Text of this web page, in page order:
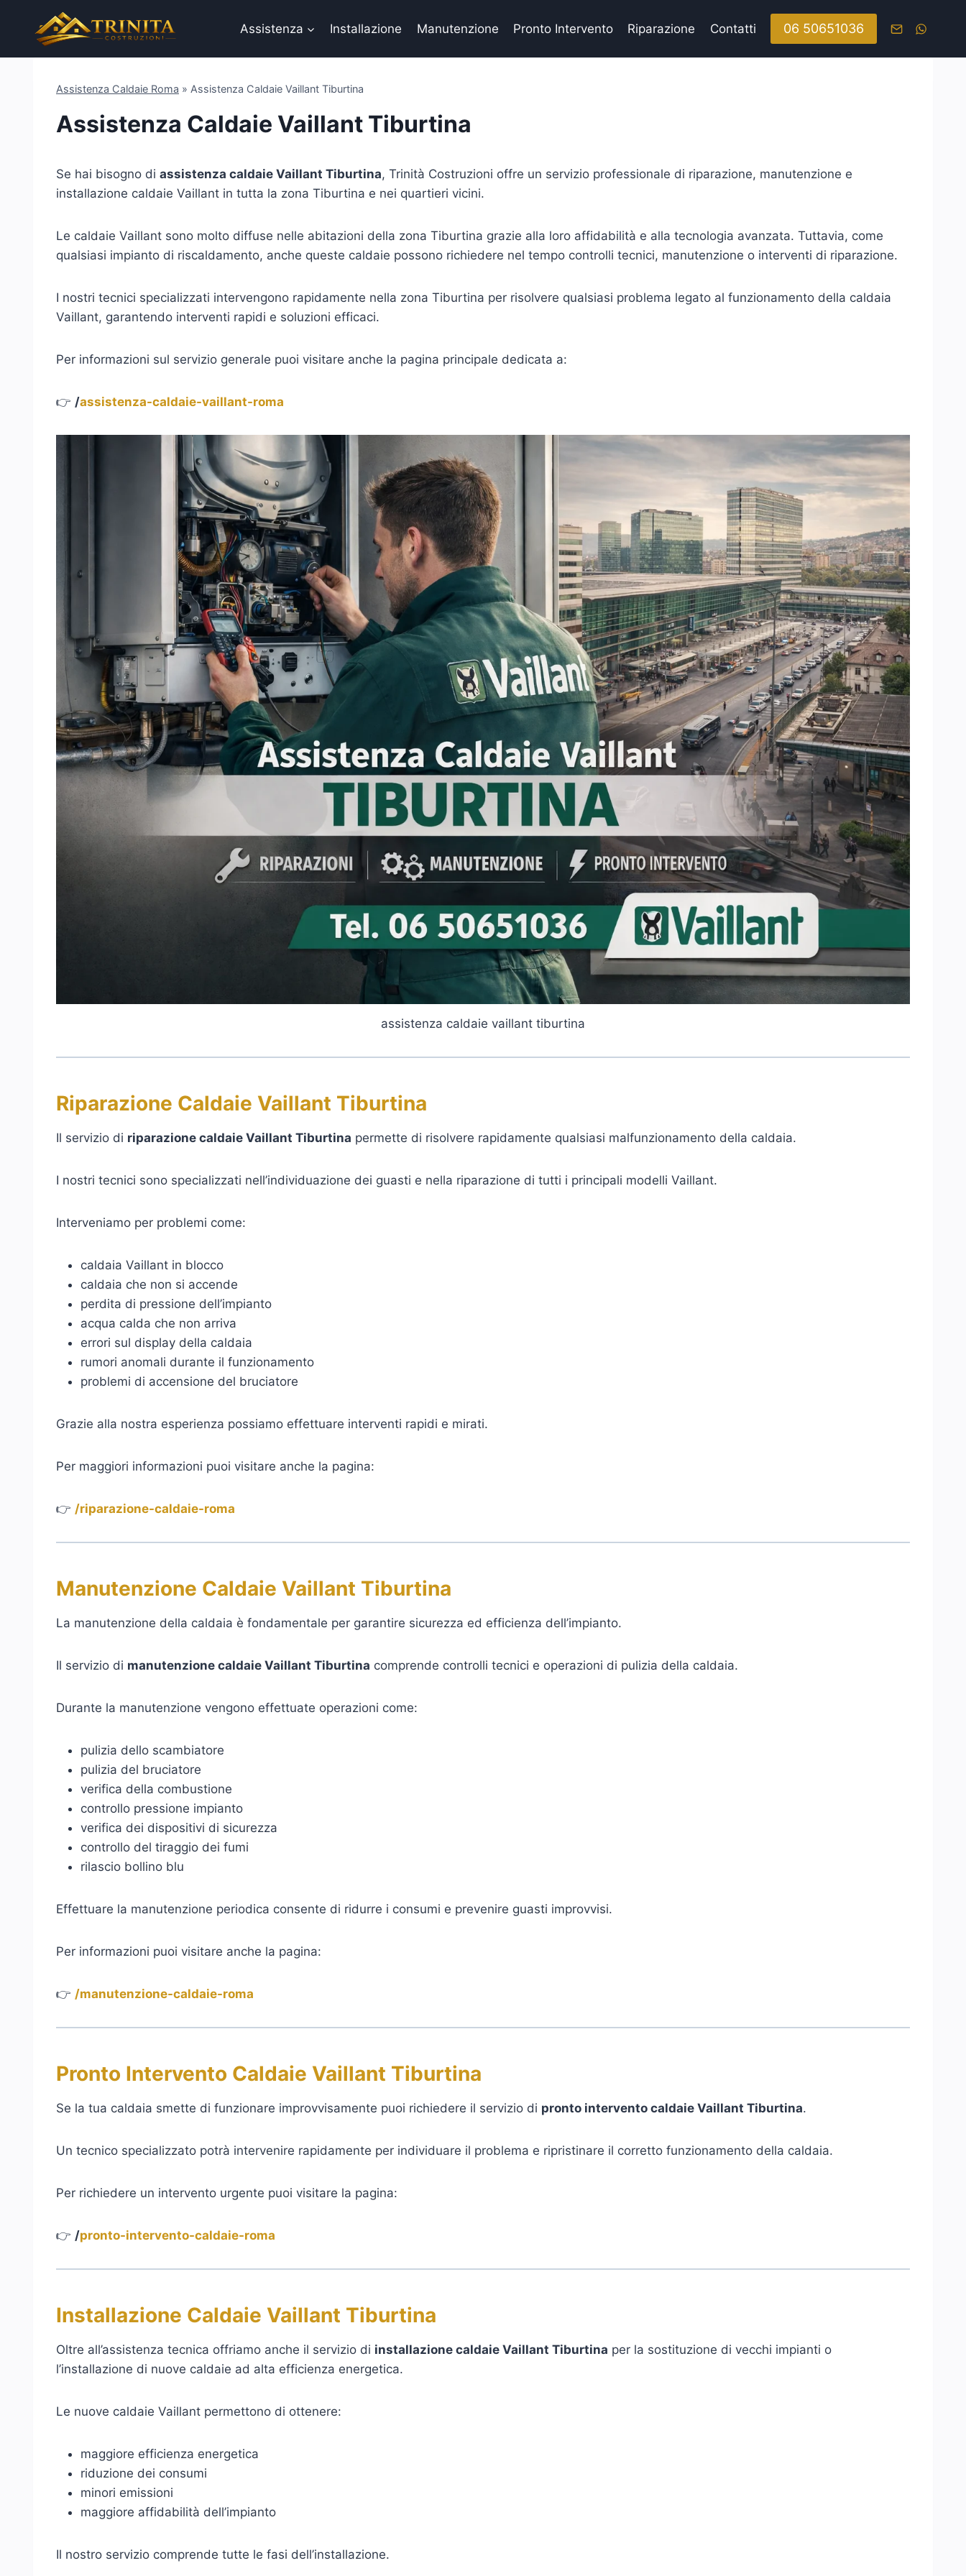
contenuto
Assistenza Installazione Manutenzione Pronto Intervento Riparazione Contatti 06 50651036
Assistenza Caldaie Roma » Assistenza Caldaie Vaillant Tiburtina
Assistenza Caldaie Vaillant Tiburtina
Se hai bisogno di assistenza caldaie Vaillant Tiburtina, Trinità Costruzioni offre un servizio professionale di riparazione, manutenzione e
installazione caldaie Vaillant in tutta la zona Tiburtina e nei quartieri vicini.
Le caldaie Vaillant sono molto diffuse nelle abitazioni della zona Tiburtina grazie alla loro affidabilità e alla tecnologia avanzata. Tuttavia, come
qualsiasi impianto di riscaldamento, anche queste caldaie possono richiedere nel tempo controlli tecnici, manutenzione o interventi di riparazione.
I nostri tecnici specializzati intervengono rapidamente nella zona Tiburtina per risolvere qualsiasi problema legato al funzionamento della caldaia
Vaillant, garantendo interventi rapidi e soluzioni efficaci.
Per informazioni sul servizio generale puoi visitare anche la pagina principale dedicata a:
👉 /assistenza-caldaie-vaillant-roma
assistenza caldaie vaillant tiburtina
Riparazione Caldaie Vaillant Tiburtina
Il servizio di riparazione caldaie Vaillant Tiburtina permette di risolvere rapidamente qualsiasi malfunzionamento della caldaia.
I nostri tecnici sono specializzati nell’individuazione dei guasti e nella riparazione di tutti i principali modelli Vaillant.
Interveniamo per problemi come:
caldaia Vaillant in blocco
caldaia che non si accende
perdita di pressione dell’impianto
acqua calda che non arriva
errori sul display della caldaia
rumori anomali durante il funzionamento
problemi di accensione del bruciatore
Grazie alla nostra esperienza possiamo effettuare interventi rapidi e mirati.
Per maggiori informazioni puoi visitare anche la pagina:
👉 /riparazione-caldaie-roma
Manutenzione Caldaie Vaillant Tiburtina
La manutenzione della caldaia è fondamentale per garantire sicurezza ed efficienza dell’impianto.
Il servizio di manutenzione caldaie Vaillant Tiburtina comprende controlli tecnici e operazioni di pulizia della caldaia.
Durante la manutenzione vengono effettuate operazioni come:
pulizia dello scambiatore
pulizia del bruciatore
verifica della combustione
controllo pressione impianto
verifica dei dispositivi di sicurezza
controllo del tiraggio dei fumi
rilascio bollino blu
Effettuare la manutenzione periodica consente di ridurre i consumi e prevenire guasti improvvisi.
Per informazioni puoi visitare anche la pagina:
👉 /manutenzione-caldaie-roma
Pronto Intervento Caldaie Vaillant Tiburtina
Se la tua caldaia smette di funzionare improvvisamente puoi richiedere il servizio di pronto intervento caldaie Vaillant Tiburtina.
Un tecnico specializzato potrà intervenire rapidamente per individuare il problema e ripristinare il corretto funzionamento della caldaia.
Per richiedere un intervento urgente puoi visitare la pagina:
👉 /pronto-intervento-caldaie-roma
Installazione Caldaie Vaillant Tiburtina
Oltre all’assistenza tecnica offriamo anche il servizio di installazione caldaie Vaillant Tiburtina per la sostituzione di vecchi impianti o
l’installazione di nuove caldaie ad alta efficienza energetica.
Le nuove caldaie Vaillant permettono di ottenere:
maggiore efficienza energetica
riduzione dei consumi
minori emissioni
maggiore affidabilità dell’impianto
Il nostro servizio comprende tutte le fasi dell’installazione.